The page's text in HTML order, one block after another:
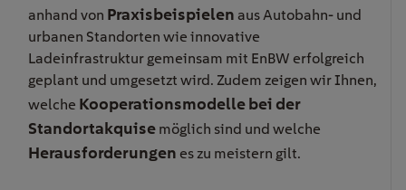
anhand von Praxisbeispielen aus Autobahn- und
urbanen Standorten wie innovative
Ladeinfrastruktur gemeinsam mit EnBW erfolgreich
geplant und umgesetzt wird. Zudem zeigen wir Ihnen,
welche Kooperationsmodelle bei der
Standortakquise möglich sind und welche
Herausforderungen es zu meistern gilt.